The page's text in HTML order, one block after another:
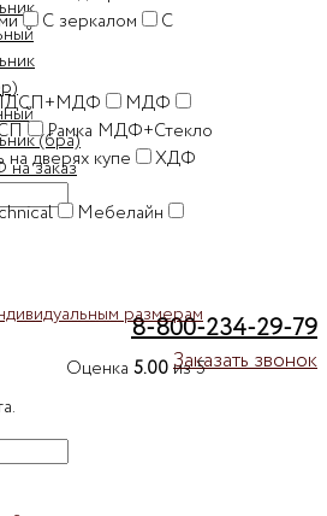
(бра)
заказ
8-800-234-29-79
Заказать звонок
С зеркалом
С
МДФ
Рамка МДФ+Стекло
дверях купе
ХДФ
Мебелайн
Оценка 5.00из 5